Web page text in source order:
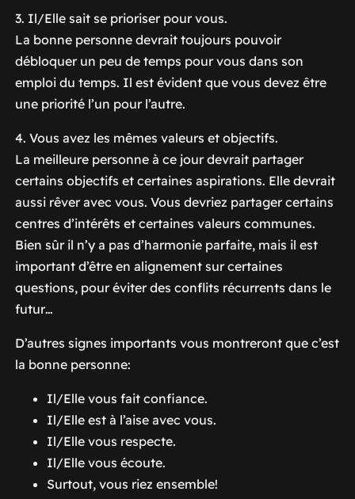
3. Il/Elle sait se prioriser pour vous.
La bonne personne devrait toujours pouvoir
débloquer un peu de temps pour vous dans son
emploi du temps. Il est évident que vous devez être
une priorité l’un pour l’autre.
4. Vous avez les mêmes valeurs et objectifs.
La meilleure personne à ce jour devrait partager
certains objectifs et certaines aspirations. Elle devrait
aussi rêver avec vous. Vous devriez partager certains
centres d’intérêts et certaines valeurs communes.
Bien sûr il n’y a pas d’harmonie parfaite, mais il est
important d’être en alignement sur certaines
questions, pour éviter des conflits récurrents dans le
futur…
D’autres signes importants vous montreront que c’est
la bonne personne:
Il/Elle vous fait confiance.
Il/Elle est à l’aise avec vous.
Il/Elle vous respecte.
Il/Elle vous écoute.
Surtout, vous riez ensemble!